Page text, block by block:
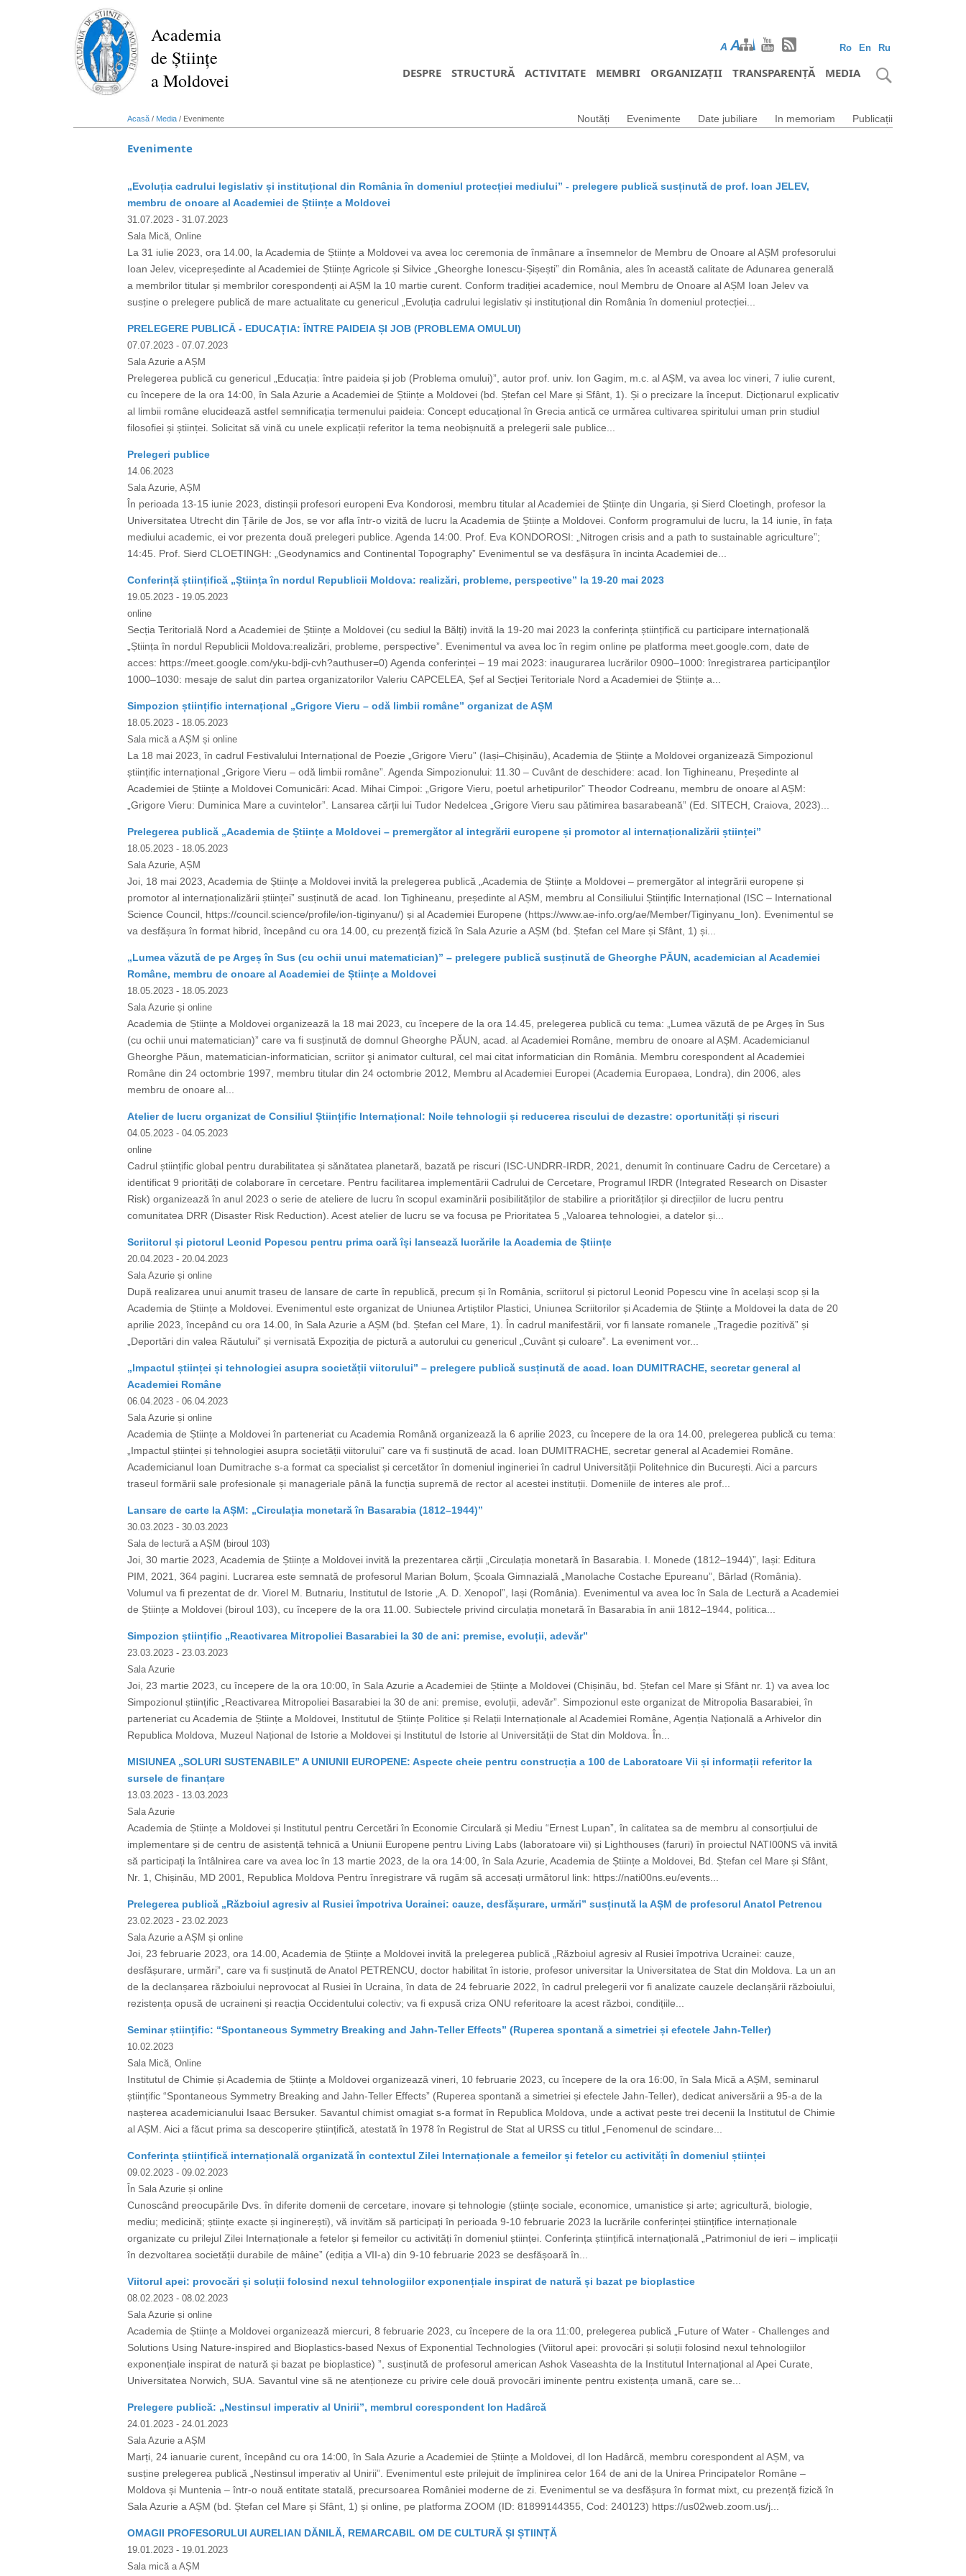
Academia
de Științe
a Moldovei
Ro En Ru
A AA
DESPRE STRUCTURĂ ACTIVITATE MEMBRI ORGANIZAȚII TRANSPARENȚĂ MEDIA
Acasă / Media / Evenimente Noutăți Evenimente Date jubiliare In memoriam Publicații
Evenimente
„Evoluția cadrului legislativ și instituțional din România în domeniul protecției mediului” - prelegere publică susținută de prof. Ioan JELEV,
membru de onoare al Academiei de Științe a Moldovei
31.07.2023 - 31.07.2023
Sala Mică, Online
La 31 iulie 2023, ora 14.00, la Academia de Științe a Moldovei va avea loc ceremonia de înmânare a însemnelor de Membru de Onoare al AȘM profesorului
Ioan Jelev, vicepreședinte al Academiei de Științe Agricole și Silvice „Gheorghe Ionescu-Șișești” din România, ales în această calitate de Adunarea generală
a membrilor titular și membrilor corespondenți ai AȘM la 10 martie curent. Conform tradiției academice, noul Membru de Onoare al AȘM Ioan Jelev va
susține o prelegere publică de mare actualitate cu genericul „Evoluția cadrului legislativ și instituțional din România în domeniul protecției...
PRELEGERE PUBLICĂ - EDUCAȚIA: ÎNTRE PAIDEIA ȘI JOB (PROBLEMA OMULUI)
07.07.2023 - 07.07.2023
Sala Azurie a AȘM
Prelegerea publică cu genericul „Educația: între paideia și job (Problema omului)”, autor prof. univ. Ion Gagim, m.c. al AȘM, va avea loc vineri, 7 iulie curent,
cu începere de la ora 14:00, în Sala Azurie a Academiei de Științe a Moldovei (bd. Ștefan cel Mare și Sfânt, 1). Și o precizare la început. Dicționarul explicativ
al limbii române elucidează astfel semnificația termenului paideia: Concept educațional în Grecia antică ce urmărea cultivarea spiritului uman prin studiul
filosofiei și științei. Solicitat să vină cu unele explicații referitor la tema neobișnuită a prelegerii sale publice...
Prelegeri publice
14.06.2023
Sala Azurie, AȘM
În perioada 13-15 iunie 2023, distinșii profesori europeni Eva Kondorosi, membru titular al Academiei de Științe din Ungaria, și Sierd Cloetingh, profesor la
Universitatea Utrecht din Țările de Jos, se vor afla într-o vizită de lucru la Academia de Științe a Moldovei. Conform programului de lucru, la 14 iunie, în fața
mediului academic, ei vor prezenta două prelegeri publice. Agenda 14:00. Prof. Eva KONDOROSI: „Nitrogen crisis and a path to sustainable agriculture”;
14:45. Prof. Sierd CLOETINGH: „Geodynamics and Continental Topography” Evenimentul se va desfășura în incinta Academiei de...
Conferință științifică „Știința în nordul Republicii Moldova: realizări, probleme, perspective” la 19-20 mai 2023
19.05.2023 - 19.05.2023
online
Secția Teritorială Nord a Academiei de Științe a Moldovei (cu sediul la Bălți) invită la 19-20 mai 2023 la conferința științifică cu participare internațională
„Știința în nordul Republicii Moldova:realizări, probleme, perspective”. Evenimentul va avea loc în regim online pe platforma meet.google.com, date de
acces: https://meet.google.com/yku-bdji-cvh?authuser=0) Agenda conferinței – 19 mai 2023: inaugurarea lucrărilor 0900–1000: înregistrarea participanţilor
1000–1030: mesaje de salut din partea organizatorilor Valeriu CAPCELEA, Șef al Secției Teritoriale Nord a Academiei de Științe a...
Simpozion științific internațional „Grigore Vieru – odă limbii române” organizat de AȘM
18.05.2023 - 18.05.2023
Sala mică a AȘM și online
La 18 mai 2023, în cadrul Festivalului Internațional de Poezie „Grigore Vieru” (Iași–Chișinău), Academia de Științe a Moldovei organizează Simpozionul
științific internațional „Grigore Vieru – odă limbii române”. Agenda Simpozionului: 11.30 – Cuvânt de deschidere: acad. Ion Tighineanu, Președinte al
Academiei de Științe a Moldovei Comunicări: Acad. Mihai Cimpoi: „Grigore Vieru, poetul arhetipurilor” Theodor Codreanu, membru de onoare al AȘM:
„Grigore Vieru: Duminica Mare a cuvintelor”. Lansarea cărții lui Tudor Nedelcea „Grigore Vieru sau pătimirea basarabeană” (Ed. SITECH, Craiova, 2023)...
Prelegerea publică „Academia de Științe a Moldovei – premergător al integrării europene și promotor al internaționalizării științei”
18.05.2023 - 18.05.2023
Sala Azurie, AȘM
Joi, 18 mai 2023, Academia de Științe a Moldovei invită la prelegerea publică „Academia de Științe a Moldovei – premergător al integrării europene și
promotor al internaționalizării științei” susținută de acad. Ion Tighineanu, președinte al AȘM, membru al Consiliului Științific Internațional (ISC – International
Science Council, https://council.science/profile/ion-tiginyanu/) și al Academiei Europene (https://www.ae-info.org/ae/Member/Tiginyanu_Ion). Evenimentul se
va desfășura în format hibrid, începând cu ora 14.00, cu prezență fizică în Sala Azurie a AȘM (bd. Ștefan cel Mare și Sfânt, 1) și...
„Lumea văzută de pe Argeș în Sus (cu ochii unui matematician)” – prelegere publică susținută de Gheorghe PĂUN, academician al Academiei
Române, membru de onoare al Academiei de Științe a Moldovei
18.05.2023 - 18.05.2023
Sala Azurie și online
Academia de Științe a Moldovei organizează la 18 mai 2023, cu începere de la ora 14.45, prelegerea publică cu tema: „Lumea văzută de pe Argeș în Sus
(cu ochii unui matematician)” care va fi susținută de domnul Gheorghe PĂUN, acad. al Academiei Române, membru de onoare al AȘM. Academicianul
Gheorghe Păun, matematician-informatician, scriitor şi animator cultural, cel mai citat informatician din România. Membru corespondent al Academiei
Române din 24 octombrie 1997, membru titular din 24 octombrie 2012, Membru al Academiei Europei (Academia Europaea, Londra), din 2006, ales
membru de onoare al...
Atelier de lucru organizat de Consiliul Științific Internațional: Noile tehnologii și reducerea riscului de dezastre: oportunități și riscuri
04.05.2023 - 04.05.2023
online
Cadrul științific global pentru durabilitatea și sănătatea planetară, bazată pe riscuri (ISC-UNDRR-IRDR, 2021, denumit în continuare Cadru de Cercetare) a
identificat 9 priorități de colaborare în cercetare. Pentru facilitarea implementării Cadrului de Cercetare, Programul IRDR (Integrated Research on Disaster
Risk) organizează în anul 2023 o serie de ateliere de lucru în scopul examinării posibilităților de stabilire a priorităților și direcțiilor de lucru pentru
comunitatea DRR (Disaster Risk Reduction). Acest atelier de lucru se va focusa pe Prioritatea 5 „Valoarea tehnologiei, a datelor și...
Scriitorul și pictorul Leonid Popescu pentru prima oară își lansează lucrările la Academia de Științe
20.04.2023 - 20.04.2023
Sala Azurie și online
După realizarea unui anumit traseu de lansare de carte în republică, precum și în România, scriitorul și pictorul Leonid Popescu vine în același scop și la
Academia de Științe a Moldovei. Evenimentul este organizat de Uniunea Artiștilor Plastici, Uniunea Scriitorilor și Academia de Științe a Moldovei la data de 20
aprilie 2023, începând cu ora 14.00, în Sala Azurie a AȘM (bd. Ștefan cel Mare, 1). În cadrul manifestării, vor fi lansate romanele „Tragedie pozitivă” și
„Deportări din valea Răutului” și vernisată Expoziția de pictură a autorului cu genericul „Cuvânt și culoare”. La eveniment vor...
„Impactul științei și tehnologiei asupra societății viitorului” – prelegere publică susținută de acad. Ioan DUMITRACHE, secretar general al
Academiei Române
06.04.2023 - 06.04.2023
Sala Azurie și online
Academia de Științe a Moldovei în parteneriat cu Academia Română organizează la 6 aprilie 2023, cu începere de la ora 14.00, prelegerea publică cu tema:
„Impactul științei și tehnologiei asupra societății viitorului” care va fi susținută de acad. Ioan DUMITRACHE, secretar general al Academiei Române.
Academicianul Ioan Dumitrache s-a format ca specialist și cercetător în domeniul ingineriei în cadrul Universității Politehnice din București. Aici a parcurs
traseul formării sale profesionale și manageriale până la funcția supremă de rector al acestei instituții. Domeniile de interes ale prof...
Lansare de carte la AȘM: „Circulația monetară în Basarabia (1812–1944)”
30.03.2023 - 30.03.2023
Sala de lectură a AȘM (biroul 103)
Joi, 30 martie 2023, Academia de Științe a Moldovei invită la prezentarea cărții „Circulația monetară în Basarabia. I. Monede (1812–1944)”, Iași: Editura
PIM, 2021, 364 pagini. Lucrarea este semnată de profesorul Marian Bolum, Școala Gimnazială „Manolache Costache Epureanu”, Bârlad (România).
Volumul va fi prezentat de dr. Viorel M. Butnariu, Institutul de Istorie „A. D. Xenopol”, Iași (România). Evenimentul va avea loc în Sala de Lectură a Academiei
de Științe a Moldovei (biroul 103), cu începere de la ora 11.00. Subiectele privind circulația monetară în Basarabia în anii 1812–1944, politica...
Simpozion științific „Reactivarea Mitropoliei Basarabiei la 30 de ani: premise, evoluții, adevăr”
23.03.2023 - 23.03.2023
Sala Azurie
Joi, 23 martie 2023, cu începere de la ora 10:00, în Sala Azurie a Academiei de Științe a Moldovei (Chișinău, bd. Ștefan cel Mare și Sfânt nr. 1) va avea loc
Simpozionul științific „Reactivarea Mitropoliei Basarabiei la 30 de ani: premise, evoluții, adevăr”. Simpozionul este organizat de Mitropolia Basarabiei, în
parteneriat cu Academia de Științe a Moldovei, Institutul de Științe Politice și Relații Internaționale al Academiei Române, Agenția Națională a Arhivelor din
Republica Moldova, Muzeul Național de Istorie a Moldovei și Institutul de Istorie al Universității de Stat din Moldova. În...
MISIUNEA „SOLURI SUSTENABILE” A UNIUNII EUROPENE: Aspecte cheie pentru construcția a 100 de Laboratoare Vii și informații referitor la
sursele de finanțare
13.03.2023 - 13.03.2023
Sala Azurie
Academia de Științe a Moldovei și Institutul pentru Cercetări în Economie Circulară și Mediu “Ernest Lupan”, în calitatea sa de membru al consorțiului de
implementare și de centru de asistență tehnică a Uniunii Europene pentru Living Labs (laboratoare vii) și Lighthouses (faruri) în proiectul NATI00NS vă invită
să participați la întâlnirea care va avea loc în 13 martie 2023, de la ora 14:00, în Sala Azurie, Academia de Științe a Moldovei, Bd. Ștefan cel Mare și Sfânt,
Nr. 1, Chișinău, MD 2001, Republica Moldova Pentru înregistrare vă rugăm să accesați următorul link: https://nati00ns.eu/events...
Prelegerea publică „Războiul agresiv al Rusiei împotriva Ucrainei: cauze, desfășurare, urmări” susținută la AȘM de profesorul Anatol Petrencu
23.02.2023 - 23.02.2023
Sala Azurie a AȘM și online
Joi, 23 februarie 2023, ora 14.00, Academia de Științe a Moldovei invită la prelegerea publică „Războiul agresiv al Rusiei împotriva Ucrainei: cauze,
desfășurare, urmări”, care va fi susținută de Anatol PETRENCU, doctor habilitat în istorie, profesor universitar la Universitatea de Stat din Moldova. La un an
de la declanșarea războiului neprovocat al Rusiei în Ucraina, în data de 24 februarie 2022, în cadrul prelegerii vor fi analizate cauzele declanșării războiului,
rezistența opusă de ucraineni și reacția Occidentului colectiv; va fi expusă criza ONU referitoare la acest război, condițiile...
Seminar științific: “Spontaneous Symmetry Breaking and Jahn-Teller Effects” (Ruperea spontană a simetriei și efectele Jahn-Teller)
10.02.2023
Sala Mică, Online
Institutul de Chimie și Academia de Științe a Moldovei organizează vineri, 10 februarie 2023, cu începere de la ora 16:00, în Sala Mică a AȘM, seminarul
științific “Spontaneous Symmetry Breaking and Jahn-Teller Effects” (Ruperea spontană a simetriei și efectele Jahn-Teller), dedicat aniversării a 95-a de la
nașterea academicianului Isaac Bersuker. Savantul chimist omagiat s-a format în Republica Moldova, unde a activat peste trei decenii la Institutul de Chimie
al AȘM. Aici a făcut prima sa descoperire științifică, atestată în 1978 în Registrul de Stat al URSS cu titlul „Fenomenul de scindare...
Conferința științifică internațională organizată în contextul Zilei Internaționale a femeilor și fetelor cu activități în domeniul științei
09.02.2023 - 09.02.2023
În Sala Azurie și online
Cunoscând preocupările Dvs. în diferite domenii de cercetare, inovare și tehnologie (științe sociale, economice, umanistice și arte; agricultură, biologie,
mediu; medicină; științe exacte și inginerești), vă invităm să participați în perioada 9-10 februarie 2023 la lucrările conferinței științifice internaționale
organizate cu prilejul Zilei Internaționale a fetelor și femeilor cu activități în domeniul științei. Conferința științifică internațională „Patrimoniul de ieri – implicații
în dezvoltarea societății durabile de mâine” (ediția a VII-a) din 9-10 februarie 2023 se desfășoară în...
Viitorul apei: provocări și soluții folosind nexul tehnologiilor exponențiale inspirat de natură și bazat pe bioplastice
08.02.2023 - 08.02.2023
Sala Azurie și online
Academia de Științe a Moldovei organizează miercuri, 8 februarie 2023, cu începere de la ora 11:00, prelegerea publică „Future of Water - Challenges and
Solutions Using Nature-inspired and Bioplastics-based Nexus of Exponential Technologies (Viitorul apei: provocări și soluții folosind nexul tehnologiilor
exponențiale inspirat de natură și bazat pe bioplastice) ”, susținută de profesorul american Ashok Vaseashta de la Institutul Internațional al Apei Curate,
Universitatea Norwich, SUA. Savantul vine să ne atenționeze cu privire cele două provocări iminente pentru existența umană, care se...
Prelegere publică: „Nestinsul imperativ al Unirii”, membrul corespondent Ion Hadârcă
24.01.2023 - 24.01.2023
Sala Azurie a AȘM
Marți, 24 ianuarie curent, începând cu ora 14:00, în Sala Azurie a Academiei de Științe a Moldovei, dl Ion Hadârcă, membru corespondent al AȘM, va
susține prelegerea publică „Nestinsul imperativ al Unirii”. Evenimentul este prilejuit de împlinirea celor 164 de ani de la Unirea Principatelor Române –
Moldova și Muntenia – într-o nouă entitate statală, precursoarea României moderne de zi. Evenimentul se va desfășura în format mixt, cu prezență fizică în
Sala Azurie a AȘM (bd. Ștefan cel Mare și Sfânt, 1) și online, pe platforma ZOOM (ID: 81899144355, Cod: 240123) https://us02web.zoom.us/j...
OMAGII PROFESORULUI AURELIAN DĂNILĂ, REMARCABIL OM DE CULTURĂ ȘI ȘTIINȚĂ
19.01.2023 - 19.01.2023
Sala mică a AȘM